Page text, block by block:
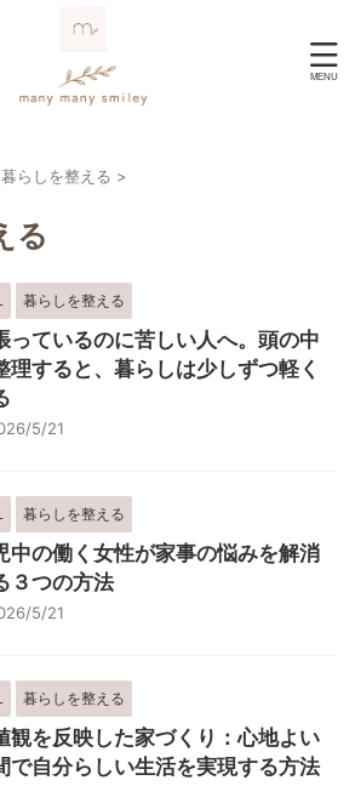
暮らしを整える >
る
暮らしを整える
っているのに苦しい人へ。頭の中
理すると、暮らしは少しずつ軽く
5/21
暮らしを整える
中の働く女性が家事の悩みを解消
３つの方法
5/21
暮らしを整える
観を反映した家づくり：心地よい
で自分らしい生活を実現する方法